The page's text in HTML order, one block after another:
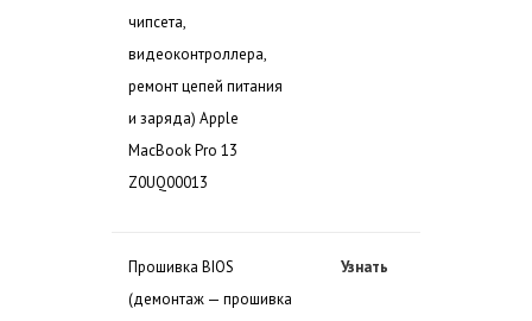
чипсета,
видеоконтроллера,
ремонт цепей питания
и заряда) Apple
MacBook Pro 13
Z0UQ00013
Прошивка BIOS
(демонтаж — прошивка
Узнать